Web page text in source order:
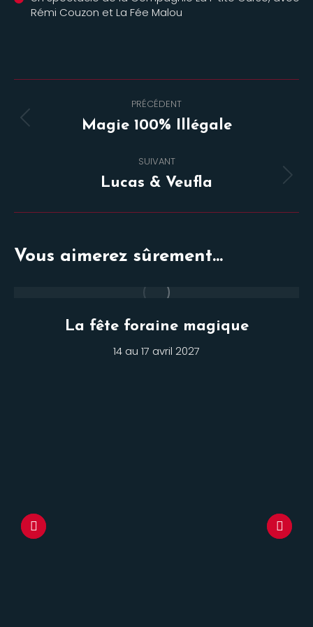
Rémi Couzon et La Fée Malou
de
commentaire
PRÉCÉDENT
Onglet
Magie 100% Illégale
SUIVANT
Projets
Lucas & Veufla
Vous aimerez sûrement...
La fête foraine magique
14 au 17 avril 2027